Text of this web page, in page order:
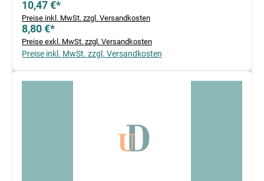
10,47 €*
Preise inkl. MwSt. zzgl. Versandkosten
8,80 €*
Preise exkl. MwSt. zzgl. Versandkosten
Preise inkl. MwSt. zzgl. Versandkosten